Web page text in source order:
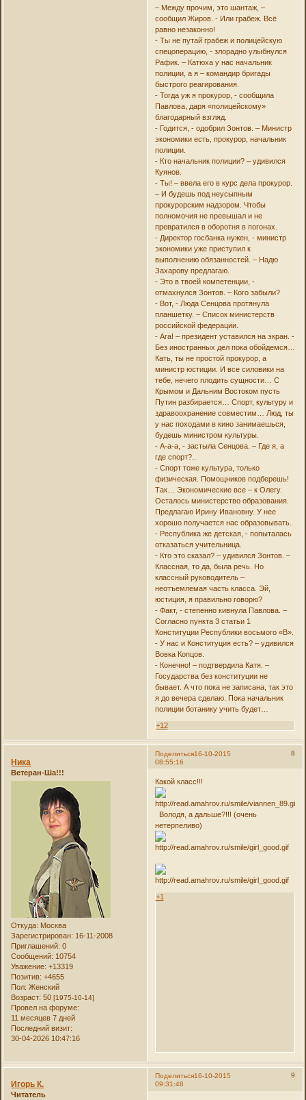
– Между прочим, это шантаж, –
сообщил Жиров. - Или грабеж. Всё
равно незаконно!
- Ты не путай грабеж и полицейскую
спецоперацию, - злорадно улыбнулся
Рафик. – Катюха у нас начальник
полиции, а я – командир бригады
быстрого реагирования.
- Тогда уж я прокурор, - сообщила
Павлова, даря «полицейскому»
благодарный взгляд.
- Годится, - одобрил Зонтов. – Министр
экономики есть, прокурор, начальник
полиции.
- Кто начальник полиции? – удивился
Куянов.
- Ты! – ввела его в курс дела прокурор.
– И будешь под неусыпным
прокурорским надзором. Чтобы
полномочия не превышал и не
превратился в оборотня в погонах.
- Директор госбанка нужен, - министр
экономики уже приступил к
выполнению обязанностей. – Надю
Захарову предлагаю.
- Это в твоей компетенции, -
отмахнулся Зонтов. – Кого забыли?
- Вот, - Люда Сенцова протянула
планшетку. – Список министерств
российской федерации.
- Ага! – президент уставился на экран. -
Без иностранных дел пока обойдемся…
Кать, ты не простой прокурор, а
министр юстиции. И все силовики на
тебе, нечего плодить сущности… С
Крымом и Дальним Востоком пусть
Путин разбирается… Спорт, культуру и
здравоохранение совместим… Люд, ты
у нас походами в кино занимаешься,
будешь министром культуры.
- А-а-а, - застыла Сенцова. – Где я, а
где спорт?..
- Спорт тоже культура, только
физическая. Помощников подберешь!
Так… Экономические все – к Олегу.
Осталось министерство образования.
Предлагаю Ирину Ивановну. У нее
хорошо получается нас образовывать.
- Республика же детская, - попыталась
отказаться учительница.
- Кто это сказал? – удивился Зонтов. –
Классная, то да, была речь. Но
классный руководитель –
неотъемлемая часть класса. Эй,
юстиция, я правильно говорю?
- Факт, - степенно кивнула Павлова. –
Согласно пункта 3 статьи 1
Конституции Республики восьмого «В».
- У нас и Конституция есть? – удивился
Вовка Копцов.
- Конечно! – подтвердила Катя. –
Государства без конституции не
бывает. А что пока не записана, так это
я до вечера сделаю. Пока начальник
полиции ботанику учить будет…
+12
Поделиться 8
16-10-2015
08:55:16
Ника
Ветеран-Ша!!!
Откуда: Москва
Зарегистрирован: 16-11-2008
Приглашений: 0
Сообщений: 10754
Уважение: +13319
Позитив: +4655
Пол: Женский
Возраст: 50[1975-10-14]
Провел на форуме:
11 месяцев 7 дней
Последний визит:
30-04-2026 10:47:16
Какой класс!!!
Володя, а дальше?!!! (очень
нетерпеливо)
+1
Поделиться 9
16-10-2015
09:31:48
Игорь К.
Читатель